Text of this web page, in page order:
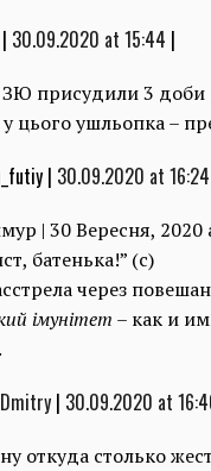
| 30.09.2020 at 15:44 |
присудили 3 доби
цього ушльопка –
| 30.09.2020 at 16:24
| 30 Вересня, 2020
батенька!” (с)
через
імунітет – как и
Dmitry | 30.09.2020 at
ну откуда столько